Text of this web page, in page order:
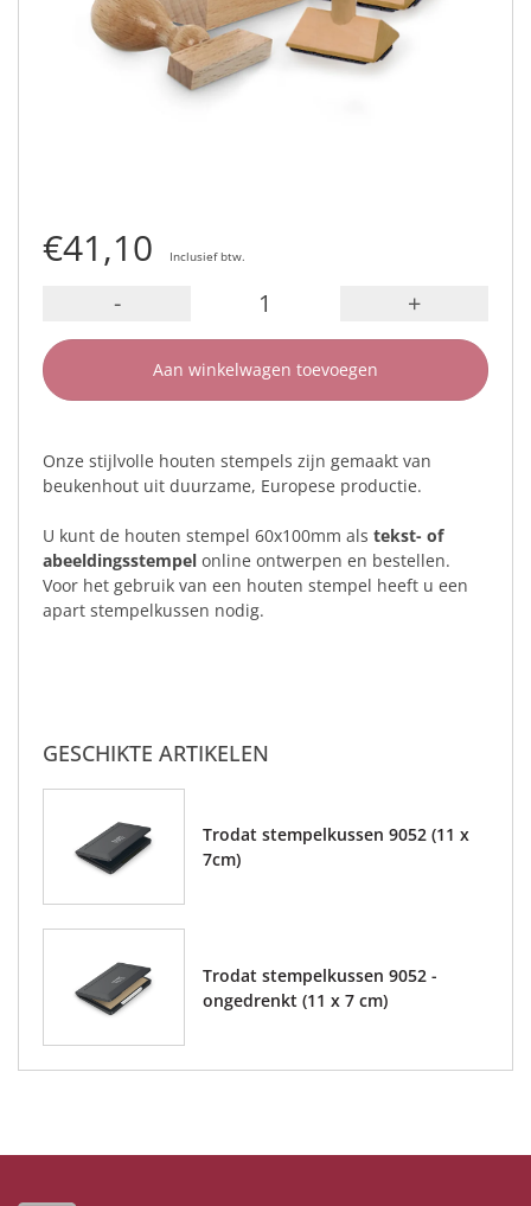
€41,10 Inclusief btw.
- +
Aan winkelwagen toevoegen
Onze stijlvolle houten stempels zijn gemaakt van
beukenhout uit duurzame, Europese productie.
U kunt de houten stempel 60x100mm als tekst- of
abeeldingsstempel online ontwerpen en bestellen.
Voor het gebruik van een houten stempel heeft u een
apart stempelkussen nodig.
GESCHIKTE ARTIKELEN
Trodat stempelkussen 9052 (11 x
7cm)
Trodat stempelkussen 9052 -
ongedrenkt (11 x 7 cm)